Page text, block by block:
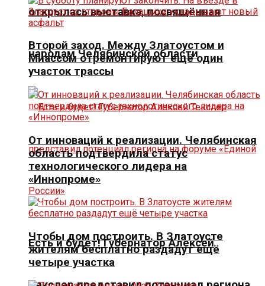
открылась выставка, посвящённая
народам Челябинской области
Есть и будет! Губернатор Алексей
Второй заход. Между Златоустом и
Миассом отремонтируют ещё один
участок трассы
От инноваций к реализации. Челябинская
область подтвердила статус
технологического лидера на
«Иннопроме»
Чтобы дом построить. В Златоусте
жителям бесплатно раздадут ещё
четыре участка